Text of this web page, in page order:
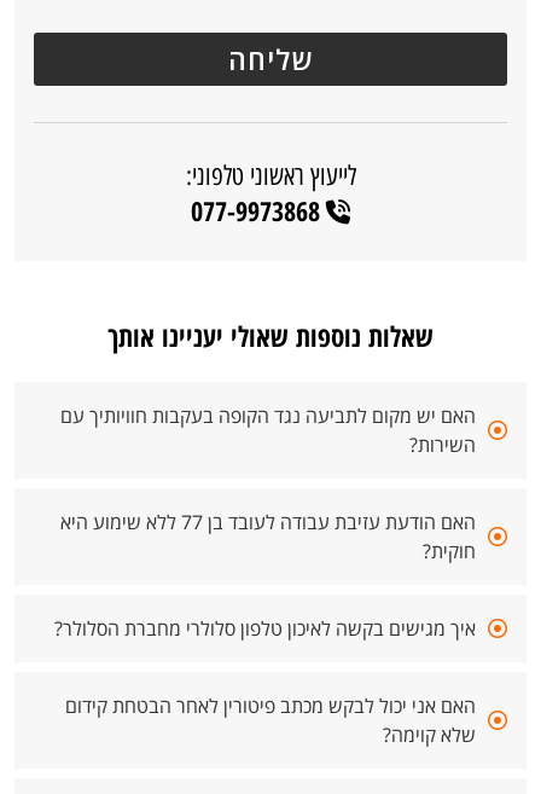
לייעוץ ראשוני טלפוני:
077-9973868
שאלות נוספות שאולי יעניינו אותך
האם יש מקום לתביעה נגד הקופה בעקבות חוויותיך עם
השירות?
האם הודעת עזיבת עבודה לעובד בן 77 ללא שימוע היא
חוקית?
איך מגישים בקשה לאיכון טלפון סלולרי מחברת הסלולר?
האם אני יכול לבקש מכתב פיטורין לאחר הבטחת קידום
שלא קוימה?